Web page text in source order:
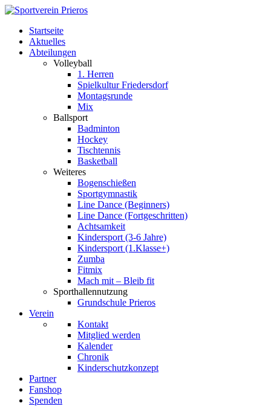
Startseite
Aktuelles
Abteilungen
Volleyball
1. Herren
Spielkultur Friedersdorf
Montagsrunde
Mix
Ballsport
Badminton
Hockey
Tischtennis
Basketball
Weiteres
Bogenschießen
Sportgymnastik
Line Dance (Beginners)
Line Dance (Fortgeschritten)
Achtsamkeit
Kindersport (3-6 Jahre)
Kindersport (1.Klasse+)
Zumba
Fitmix
Mach mit – Bleib fit
Sporthallennutzung
Grundschule Prieros
Verein
Kontakt
Mitglied werden
Kalender
Chronik
Kinderschutzkonzept
Partner
Fanshop
Spenden